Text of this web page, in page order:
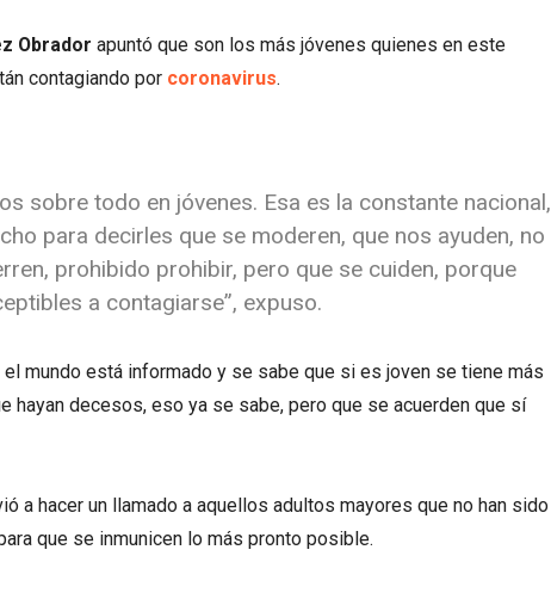
Obrador apuntó que son los más jóvenes quienes en este
contagiando por coronavirus.
sobre todo en jóvenes. Esa es la constante nacional,
para decirles que se moderen, que nos ayuden, no
prohibido prohibir, pero que se cuiden, porque
a contagiarse”, expuso.
mundo está informado y se sabe que si es joven se tiene más
hayan decesos, eso ya se sabe, pero que se acuerden que sí
a hacer un llamado a aquellos adultos mayores que no han sido
que se inmunicen lo más pronto posible.